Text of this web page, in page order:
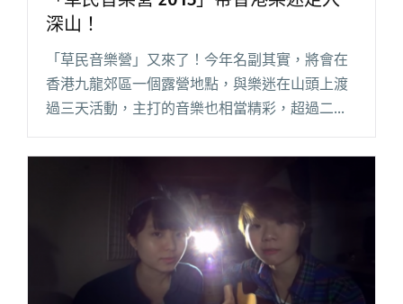
深山！
「草民音樂營」又來了！今年名副其實，將會在
香港九龍郊區一個露營地點，與樂迷在山頭上渡
過三天活動，主打的音樂也相當精彩，超過二十
tfvsjs、很適合在戶外地聽的Sensi Lion、新生代
2015」帶香港樂迷走入深山！"